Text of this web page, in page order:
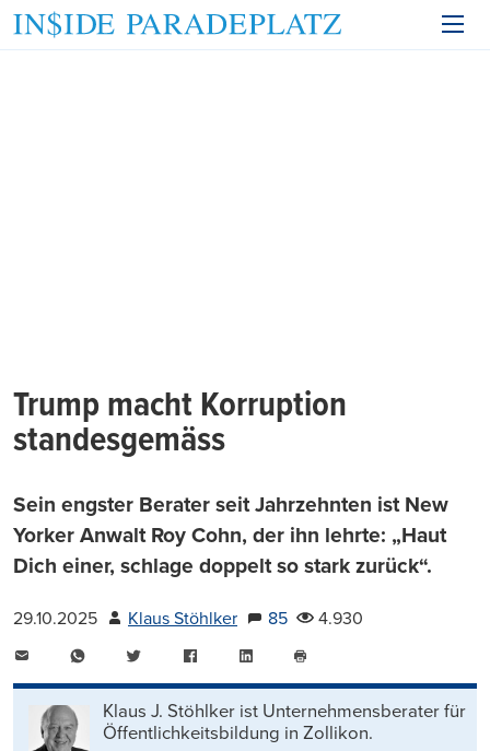
Trump macht Korruption
standesgemäss
Sein engster Berater seit Jahrzehnten ist New
Yorker Anwalt Roy Cohn, der ihn lehrte: „Haut
Dich einer, schlage doppelt so stark zurück“.
29.10.2025 Klaus Stöhlker 85
4.930
WhatsAppTwitter FacebookLinkedIn
drucken
Klaus J. Stöhlker ist Unternehmens­berater für
Öffentlichkeits­bildung in Zollikon.